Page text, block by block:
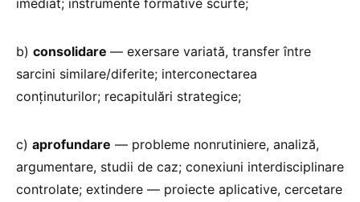
b) consolidare — exersare variată, transfer între
sarcini similare/diferite; interconectarea
conținuturilor; recapitulări strategice;
c) aprofundare — probleme nonrutiniere, analiză,
argumentare, studii de caz; conexiuni interdisciplinare
controlate; extindere — proiecte aplicative, cercetare